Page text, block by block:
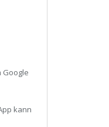
Google
kann